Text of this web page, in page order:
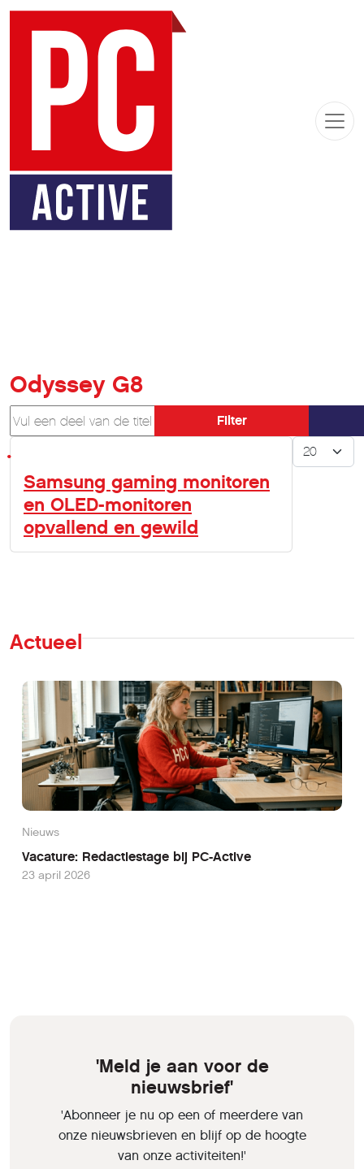
Odyssey G8
Vul een deel van de titel in
Filter
Toon #
Samsung gaming monitoren
en OLED-monitoren
opvallend en gewild
Actueel
Nieuws
Vacature: Redactiestage bij PC-Active
23 april 2026
'Meld je aan voor de
nieuwsbrief'
'Abonneer je nu op een of meerdere van
onze nieuwsbrieven en blijf op de hoogte
van onze activiteiten!'